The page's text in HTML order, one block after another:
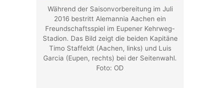
Während der Saisonvorbereitung im Juli
2016 bestritt Alemannia Aachen ein
Freundschaftsspiel im Eupener Kehrweg-
Stadion. Das Bild zeigt die beiden Kapitäne
Timo Staffeldt (Aachen, links) und Luis
Garcia (Eupen, rechts) bei der Seitenwahl.
Foto: OD